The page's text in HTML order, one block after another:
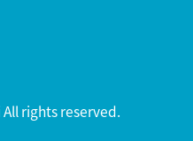
rights reserved.